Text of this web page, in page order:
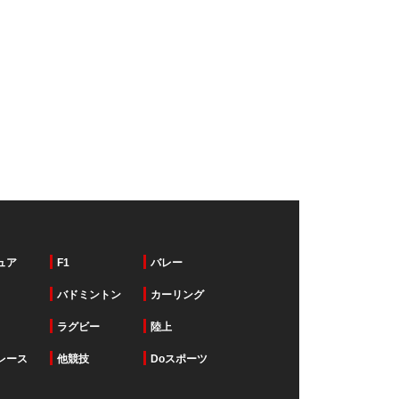
ア F1 バレー
バドミントン カーリング
ラグビー 陸上
ース 他競技 Doスポーツ